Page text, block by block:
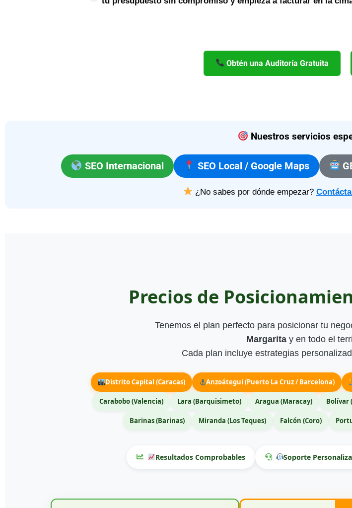
Obtén una Auditoría Gratuita
Nuestros servicios
SEO Internacional SEO Local / Google Maps
¿No sabes por dónde empezar?
Precios de
Tenemos el plan perfecto para posicionar tu
Margarita y en todo el
Cada plan incluye estrategias
Distrito Capital (Caracas) Anzoátegui (Puerto La Cruz / Barcelona)
Carabobo (Valencia) Lara (Barquisimeto) Aragua (Maracay) Bolívar
Barinas (Barinas) Miranda (Los Teques) Falcón (Coro)
Resultados Comprobables Soporte